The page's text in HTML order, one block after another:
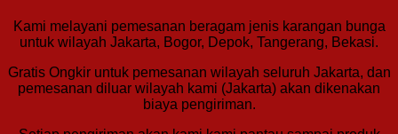
Kami melayani pemesanan beragam jenis karangan bunga
untuk wilayah Jakarta, Bogor, Depok, Tangerang, Bekasi.
Gratis Ongkir untuk pemesanan wilayah seluruh Jakarta, dan
pemesanan diluar wilayah kami (Jakarta) akan dikenakan
biaya pengiriman.